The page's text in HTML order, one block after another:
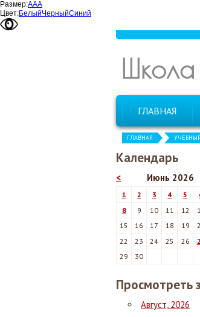
Размер:ААА
Цвет:БелыйЧерныйСиний
ГЛАВНАЯ
ГЛАВНАЯ
Календарь
< Июнь 2026
1 2 3 4 5
8
9 10 11 12
15
16 17 18 19
22
23 24 25 26
29
30
Просмотреть
Август, 2026